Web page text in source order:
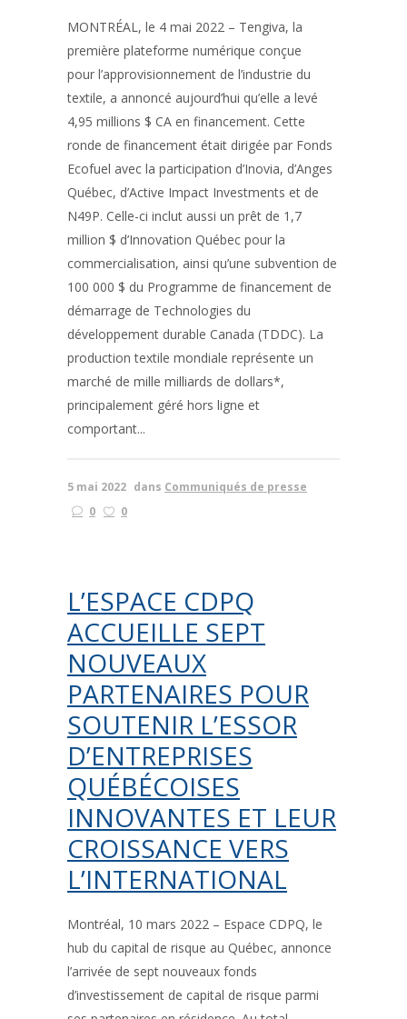
MONTRÉAL, le 4 mai 2022 – Tengiva, la
première plateforme numérique conçue
pour l’approvisionnement de l’industrie du
textile, a annoncé aujourd’hui qu’elle a levé
4,95 millions $ CA en financement. Cette
ronde de financement était dirigée par Fonds
Ecofuel avec la participation d’Inovia, d’Anges
Québec, d’Active Impact Investments et de
N49P. Celle-ci inclut aussi un prêt de 1,7
million $ d’Innovation Québec pour la
commercialisation, ainsi qu’une subvention de
100 000 $ du Programme de financement de
démarrage de Technologies du
développement durable Canada (TDDC). La
production textile mondiale représente un
marché de mille milliards de dollars*,
principalement géré hors ligne et
comportant...
5 mai 2022 dans Communiqués de presse
0
0
L’ESPACE CDPQ
ACCUEILLE SEPT
NOUVEAUX
PARTENAIRES POUR
SOUTENIR L’ESSOR
D’ENTREPRISES
QUÉBÉCOISES
INNOVANTES ET LEUR
CROISSANCE VERS
L’INTERNATIONAL
Montréal, 10 mars 2022 – Espace CDPQ, le
hub du capital de risque au Québec, annonce
l’arrivée de sept nouveaux fonds
d’investissement de capital de risque parmi